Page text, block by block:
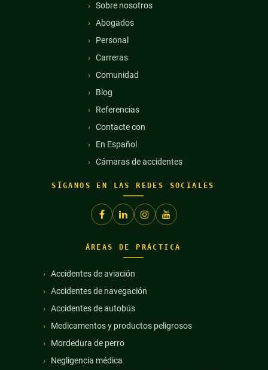
Sobre nosotros
Abogados
Personal
Carreras
Comunidad
Blog
Referencias
Contacte con
En Español
Cámaras de accidentes
SÍGANOS EN LAS REDES SOCIALES
ÁREAS DE PRÁCTICA
Accidentes de aviación
Accidentes de navegación
Accidentes de autobús
Medicamentos y productos peligrosos
Mordedura de perro
Negligencia médica